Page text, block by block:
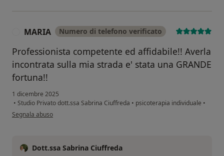
MARIA Numero di telefono verificato
Professionista competente ed affidabile!! Averla
incontrata sulla mia strada e' stata una GRANDE
fortuna!!
1 dicembre 2025
• Studio Privato dott.ssa Sabrina Ciuffreda • psicoterapia individuale •
secondo l'opinione dell'utente MARIA
Segnala abuso
Dott.ssa Sabrina Ciuffreda